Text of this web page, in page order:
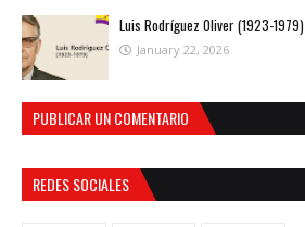
Luis Rodríguez Oliver (1923-1979)
January 22, 2026
PUBLICAR UN COMENTARIO
REDES SOCIALES